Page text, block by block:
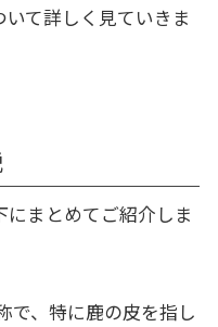
て詳しく見ていきま
まとめてご紹介しま
で、特に鹿の皮を指し